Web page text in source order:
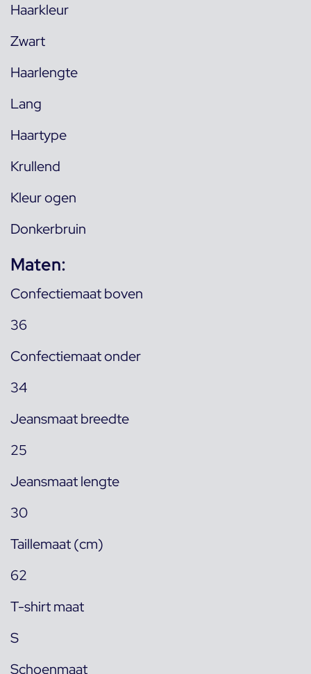
Haarkleur
Zwart
Haarlengte
Lang
Haartype
Krullend
Kleur ogen
Donkerbruin
Maten:
Confectiemaat boven
36
Confectiemaat onder
34
Jeansmaat breedte
25
Jeansmaat lengte
30
Taillemaat (cm)
62
T-shirt maat
S
Schoenmaat